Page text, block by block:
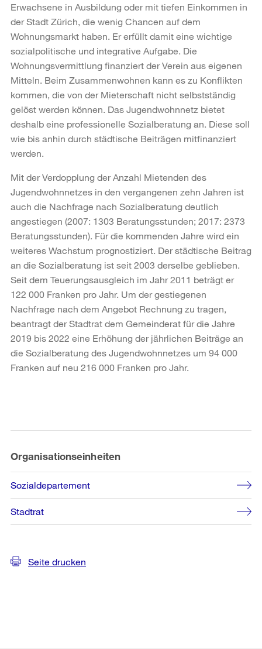
Erwachsene in Ausbildung oder mit tiefen Einkommen in
der Stadt Zürich, die wenig Chancen auf dem
Wohnungsmarkt haben. Er erfüllt damit eine wichtige
sozialpolitische und integrative Aufgabe. Die
Wohnungsvermittlung finanziert der Verein aus eigenen
Mitteln. Beim Zusammenwohnen kann es zu Konflikten
kommen, die von der Mieterschaft nicht selbstständig
gelöst werden können. Das Jugendwohnnetz bietet
deshalb eine professionelle Sozialberatung an. Diese soll
wie bis anhin durch städtische Beiträgen mitfinanziert
werden.
Mit der Verdopplung der Anzahl Mietenden des
Jugendwohnnetzes in den vergangenen zehn Jahren ist
auch die Nachfrage nach Sozialberatung deutlich
angestiegen (2007: 1303 Beratungsstunden; 2017: 2373
Beratungsstunden). Für die kommenden Jahre wird ein
weiteres Wachstum prognostiziert. Der städtische Beitrag
an die Sozialberatung ist seit 2003 derselbe geblieben.
Seit dem Teuerungsausgleich im Jahr 2011 beträgt er
122 000 Franken pro Jahr. Um der gestiegenen
Nachfrage nach dem Angebot Rechnung zu tragen,
beantragt der Stadtrat dem Gemeinderat für die Jahre
2019 bis 2022 eine Erhöhung der jährlichen Beiträge an
die Sozialberatung des Jugendwohnnetzes um 94 000
Franken auf neu 216 000 Franken pro Jahr.
Organisationseinheiten
Sozialdepartement
Stadtrat
Seite drucken